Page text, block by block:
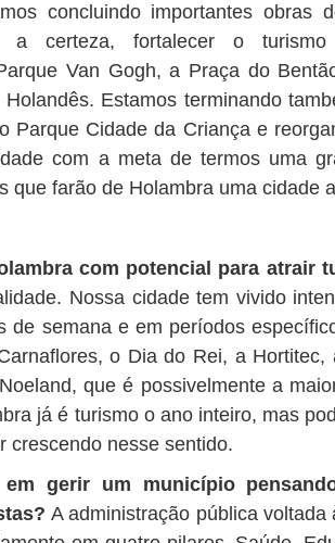
concluindo importantes obras
certeza, fortalecer o turismo
Van Gogh, a Praça do
Estamos terminando
Parque Cidade da Criança e
com a meta de termos uma
que farão de Holambra uma cidade
com potencial para atrair
Nossa cidade tem vivido
de semana e em períodos
o Dia do Rei, a Hortitec,
que é possivelmente a
já é turismo o ano inteiro, mas
crescendo nesse sentido.
gerir um município
A administração pública